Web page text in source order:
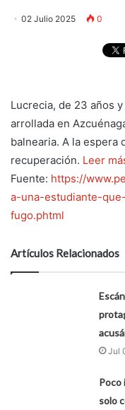
02 Julio 2025 0
Lucrecia, de 23 años
arrollada en
balnearia. A la espera
recuperación. Leer
Fuente: https://
a-una-estudiante-
fugo.phtml
Artículos Relacionados
Jul
Poco
solo